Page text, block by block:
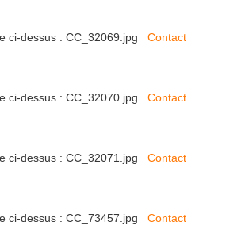
ci-dessus : CC_32069.jpg Contact
ci-dessus : CC_32070.jpg Contact
ci-dessus : CC_32071.jpg Contact
ci-dessus : CC_73457.jpg Contact